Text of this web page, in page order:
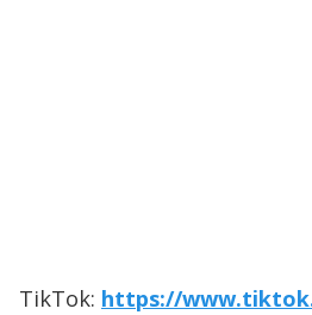
TikTok: https://